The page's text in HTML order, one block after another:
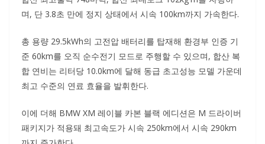
며, 단 3.8초 만에 정지 상태에서 시속 100km까지 가속한다.
총 용량 29.5kWh의 고전압 배터리를 탑재해 환경부 인증 기
준 60km를 오직 순수전기 모드로 주행할 수 있으며, 합산 복
합 연비는 리터당 10.0km에 달해 동급 초고성능 모델 가운데
최고 수준의 연료 효율을 발휘한다.
이에 더해 BMW XM 레이블 카본 블랙 에디션은 M 드라이버
패키지가 적용돼 최고속도가 시속 250km에서 시속 290km